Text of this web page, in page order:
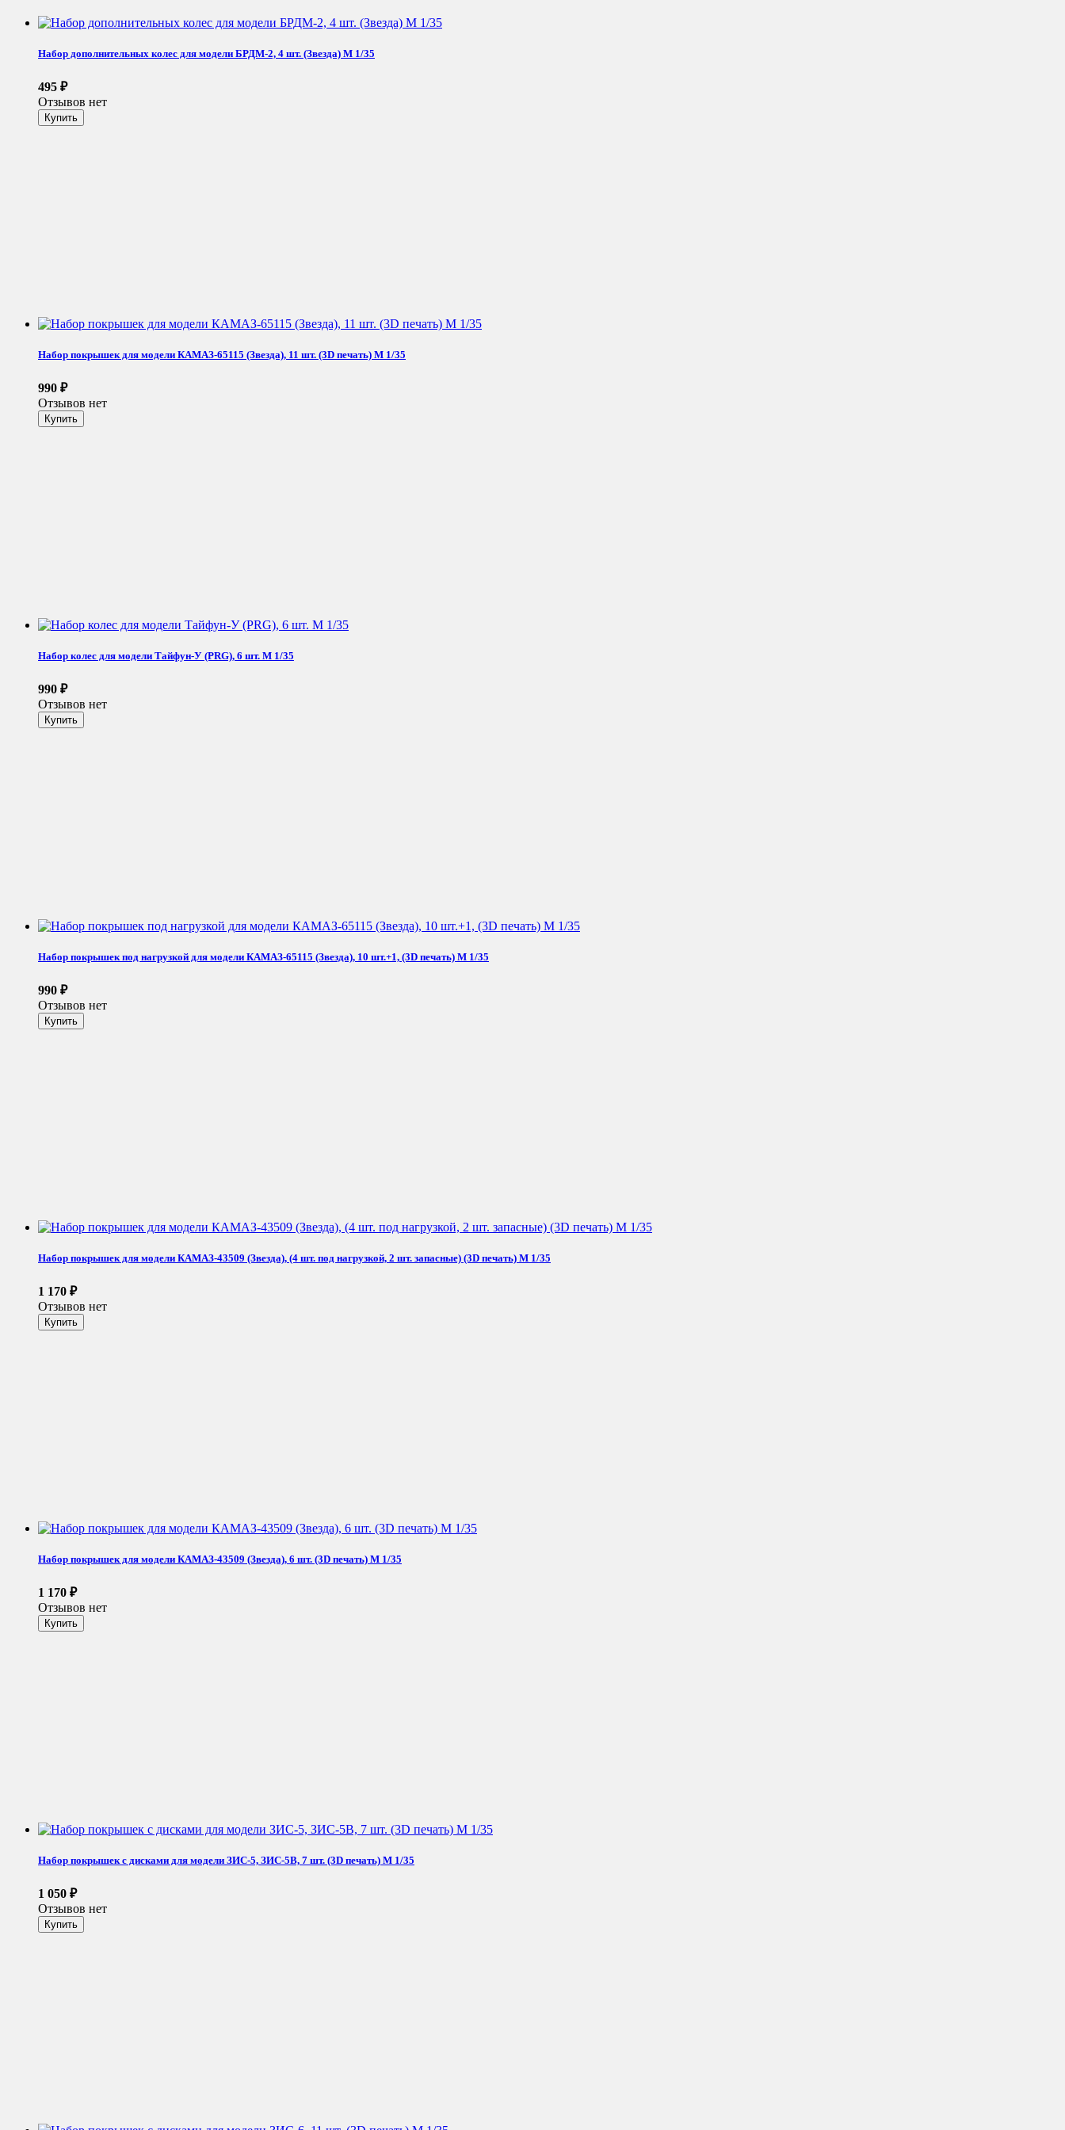
Набор дополнительных колес для модели БРДМ-2, 4 шт. (Звезда) М 1/35
495 ₽
Отзывов нет
Набор покрышек для модели КАМАЗ-65115 (Звезда), 11 шт. (3D печать) М 1/35
990 ₽
Отзывов нет
Набор колес для модели Тайфун-У (PRG), 6 шт. М 1/35
990 ₽
Отзывов нет
Набор покрышек под нагрузкой для модели КАМАЗ-65115 (Звезда), 10 шт.+1, (3D печать) М 1/35
990 ₽
Отзывов нет
Набор покрышек для модели КАМАЗ-43509 (Звезда), (4 шт. под нагрузкой, 2 шт. запасные) (3D печать) М 1/35
1 170 ₽
Отзывов нет
Набор покрышек для модели КАМАЗ-43509 (Звезда), 6 шт. (3D печать) М 1/35
1 170 ₽
Отзывов нет
Набор покрышек с дисками для модели ЗИС-5, ЗИС-5В, 7 шт. (3D печать) М 1/35
1 050 ₽
Отзывов нет